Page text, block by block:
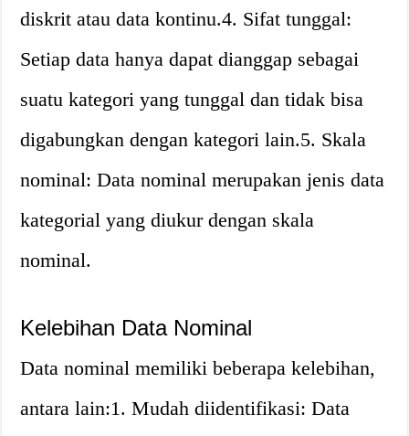
diskrit atau data kontinu.4. Sifat tunggal:
Setiap data hanya dapat dianggap sebagai
suatu kategori yang tunggal dan tidak bisa
digabungkan dengan kategori lain.5. Skala
nominal: Data nominal merupakan jenis data
kategorial yang diukur dengan skala
nominal.
Kelebihan Data Nominal
Data nominal memiliki beberapa kelebihan,
antara lain:1. Mudah diidentifikasi: Data